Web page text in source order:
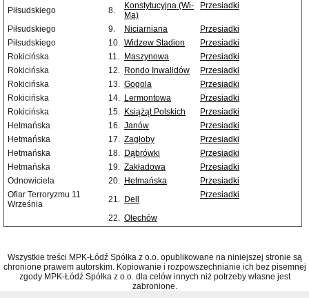
Piłsudskiego
8.
Konstytucyjna (Wi-
Ma)
Przesiadki
Piłsudskiego 9. Niciarniana
Przesiadki
Piłsudskiego
10. Widzew Stadion
Przesiadki
Rokicińska
11. Maszynowa
Przesiadki
Rokicińska
12. Rondo Inwalidów
Przesiadki
Rokicińska
13. Gogola
Przesiadki
Rokicińska
14. Lermontowa
Przesiadki
Rokicińska
15. Książąt Polskich
Przesiadki
Hetmańska
16. Janów
Przesiadki
Hetmańska
17. Zagłoby
Przesiadki
Hetmańska
18. Dąbrówki
Przesiadki
Hetmańska
19. Zakładowa
Przesiadki
Odnowiciela
20. Hetmańska
Przesiadki
Ofiar Terroryzmu 11
Września
21. Dell Przesiadki
22. Olechów
Wszystkie treści MPK-Łódź Spółka z o.o. opublikowane na niniejszej stronie są
chronione prawem autorskim. Kopiowanie i rozpowszechnianie ich bez pisemnej
zgody MPK-Łódź Spółka z o.o. dla celów innych niż potrzeby własne jest
zabronione.